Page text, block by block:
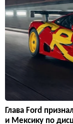
Глава Ford
и Мексику по